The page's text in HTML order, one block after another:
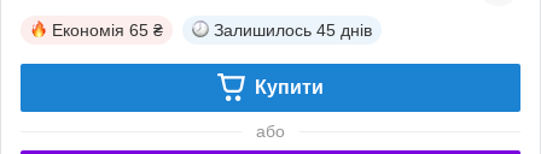
Економія 65 ₴ Залишилось 45 днів
Купити
або